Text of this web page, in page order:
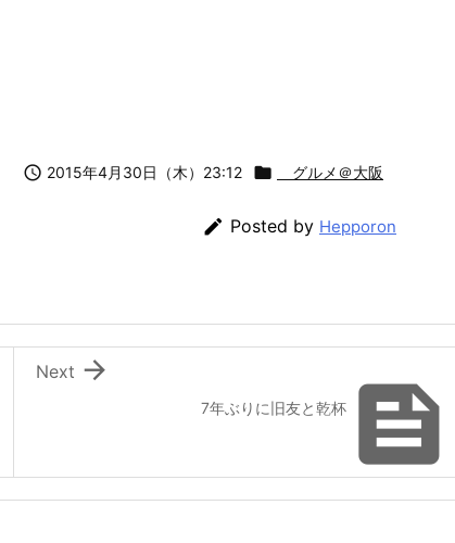
 2015年4月30日（木）23:12  グルメ＠大阪
 Posted by Hepporon

7年ぶりに旧友と乾杯

Next